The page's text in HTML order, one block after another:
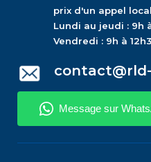
prix d'un appel local
Lundi au jeudi : 9h
Vendredi : 9h à